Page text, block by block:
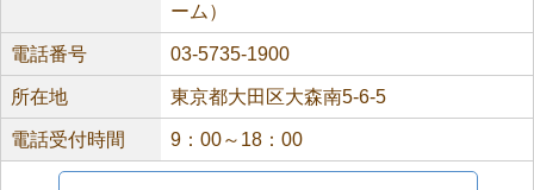
ーム）
電話番号 03-5735-1900
所在地 東京都大田区大森南5-6-5
電話受付時間 9：00～18：00